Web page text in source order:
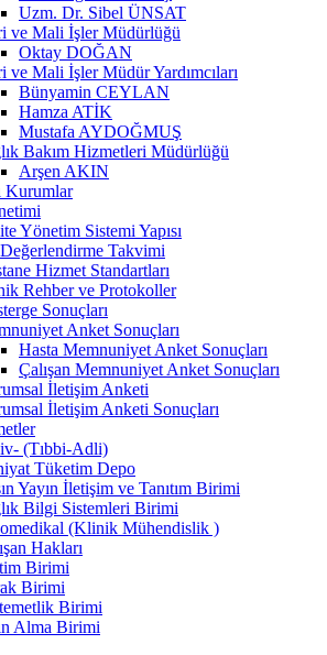
Uzm. Dr. Sibel ÜNSAT
ve Mali İşler Müdürlüğü
Oktay DOĞAN
ve Mali İşler Müdür Yardımcıları
Bünyamin CEYLAN
Hamza ATİK
Mustafa AYDOĞMUŞ
Bakım Hizmetleri Müdürlüğü
Arşen AKIN
Kurumlar
Yönetim Sistemi Yapısı
Takvimi
Hizmet Standartları
Rehber ve Protokoller
Sonuçları
Anket Sonuçları
Hasta Memnuniyet Anket Sonuçları
Çalışan Memnuniyet Anket Sonuçları
İletişim Anketi
İletişim Anketi Sonuçları
(Tıbbi-Adli)
Tüketim Depo
Yayın İletişim ve Tanıtım Birimi
Bilgi Sistemleri Birimi
(Klinik Mühendislik )
Hakları
Birimi
Birimi
Birimi
Alma Birimi